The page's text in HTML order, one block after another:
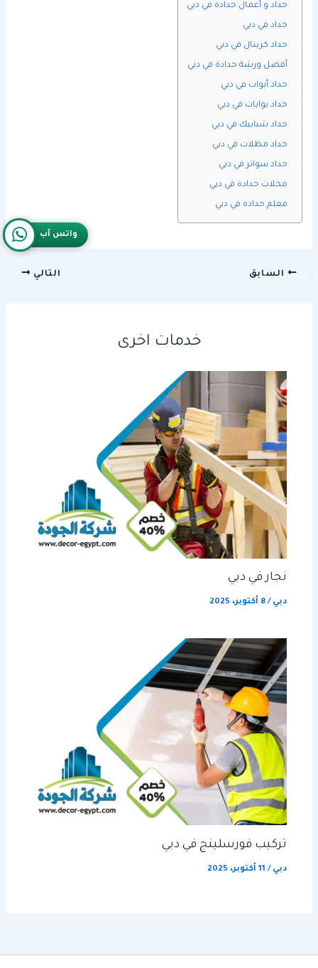
حداد و أعمال حدادة في دبي
حداد في دبي
حداد كريتال في دبي
أفضل ورشة حدادة في دبي
حداد أبواب في دبي
حداد بوابات في دبي
حداد شبابيك في دبي
حداد مظلات في دبي
حداد سواتر في دبي
محلات حدادة في دبي
معلم حداده في دبي
السابق التالي
خدمات اخرى
نجار في دبي
دبي /8 أكتوبر، 2025
تركيب فورسلينج في دبي
دبي / 11 أكتوبر، 2025
واتس آب